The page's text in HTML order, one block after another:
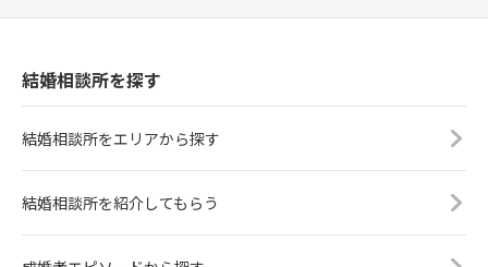
結婚相談所を探す
結婚相談所をエリアから探す
結婚相談所を紹介してもらう